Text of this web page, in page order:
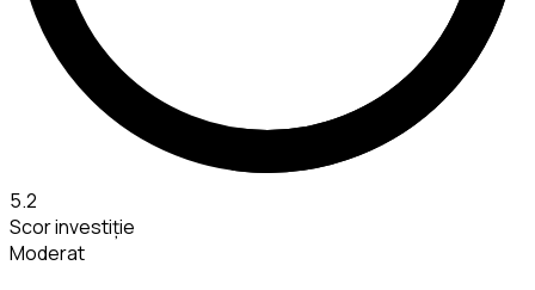
5.2
Scor investiție
Moderat